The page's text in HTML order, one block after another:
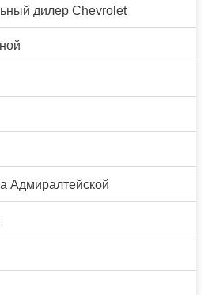
дилер Chevrolet
Адмиралтейской